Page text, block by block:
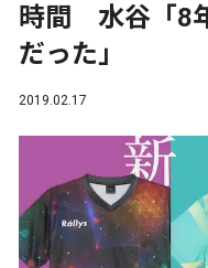
時間 水谷「8
だった」
2019.02.17